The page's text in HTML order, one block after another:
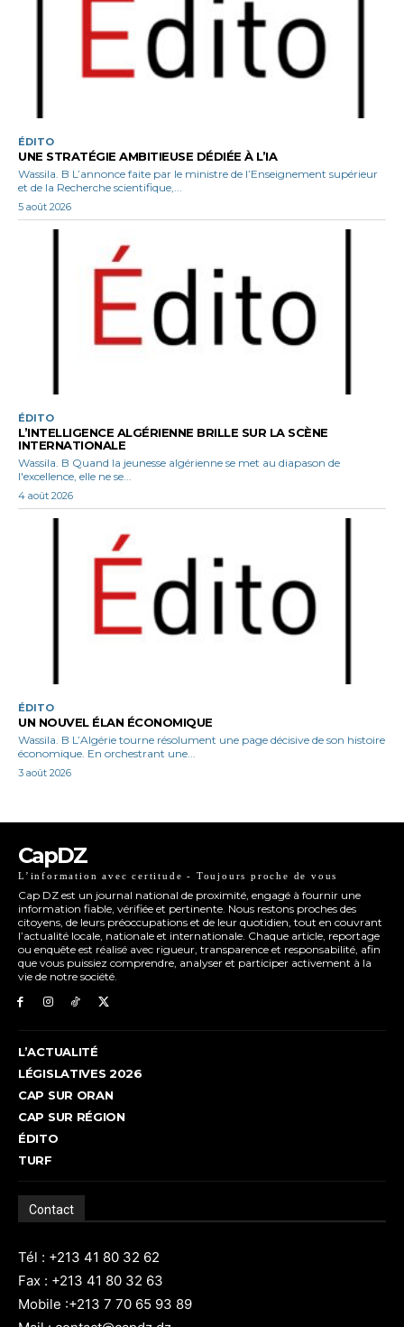
ÉDITO
UNE STRATÉGIE AMBITIEUSE DÉDIÉE À L’IA
Wassila. B L’annonce faite par le ministre de l’Enseignement supérieur
et de la Recherche scientifique,...
5 août 2026
ÉDITO
L’INTELLIGENCE ALGÉRIENNE BRILLE SUR LA SCÈNE
INTERNATIONALE
Wassila. B Quand la jeunesse algérienne se met au diapason de
l'excellence, elle ne se...
4 août 2026
ÉDITO
UN NOUVEL ÉLAN ÉCONOMIQUE
Wassila. B L’Algérie tourne résolument une page décisive de son histoire
économique. En orchestrant une...
3 août 2026
CapDZ
L’information avec certitude - Toujours proche de vous
Cap DZ est un journal national de proximité, engagé à fournir une
information fiable, vérifiée et pertinente. Nous restons proches des
citoyens, de leurs préoccupations et de leur quotidien, tout en couvrant
l’actualité locale, nationale et internationale. Chaque article, reportage
ou enquête est réalisé avec rigueur, transparence et responsabilité, afin
que vous puissiez comprendre, analyser et participer activement à la
vie de notre société.
L’ACTUALITÉ
LÉGISLATIVES 2026
CAP SUR ORAN
CAP SUR RÉGION
ÉDITO
TURF
Contact
Tél : +213 41 80 32 62
Fax : +213 41 80 32 63
Mobile :+213 7 70 65 93 89